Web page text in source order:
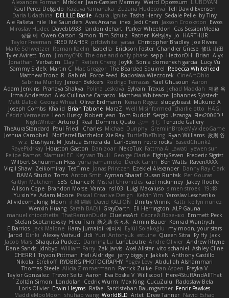
Alexandra Forman MrIsklar Jean-Cassien Marmey Weird Oposssum LIUBOYAN
Raul Perez Delgado Kazuya Yamanaka Zuzana Hudecova Tell David Evensen
Daria Udachina DELILLE Basile Acura .Ignite Tasha Henry Sedale Pelle by Tiny
Ale Pašeta nile Ike Saunders Aves Arcana inex Jedi Chen Jaxson Crookston Ewos
Miroslav Hudec Davebb933 landon dehart Parker Wheeldon Gas SessionMedia
정율 이 Owen Carson Simon Tim Schulz Ratner KelsyJay Jo HARTHUR
Taylor Freeman FRED MAHER prfctwhite yataa Christopher Bradley Joe Rivera
Malte Schweitzer Roman Kaelin Isabella Erickson Foster Chandler Griese 修汰 山田
Tyler Avirett Tom JimmyCNX The one and only phase sepp HectorOH Brian Alyx
Jonathan Verbatim Clay T Reiten Cheng Joykk Sonia domenech garcia
Lucy Vu
Sammy Sidefx Martin C Mac Greggor The Bearded Squirrel Rebecca Whitehead
Matthew Tronc R Gabirél Force Feed Radosław Wieczorek CineArtOhio
Sabrina Munley Jeroen Bekkers Rodrigo Terrazas Yael Ghusoun Aaron
Adam Jenkins Pranaya Shakya Polina Leskova Sylvain Traxus Jehad Maddah 재윤 옥
Irma Andersson Alex Cullinane-Carrasco Matthew Whiteacre Johannes Sjöstedt
Matt Dalpé George Wheat Oliver Erdmann Kenan Regez sludgybeast Mukund A
Joseph Combs Khalid Brian Tabone MarzZ Well Misinformed charlie otto HAGI
Cédric Vermeirre Leon Husky Robert jean Tom Rudolf Sergio Uscanga Flex2006D !
NightWriter Arturo J. Real Dominic Qusto ぶー うじ
Tenzide Gallery
TheAuraStandard Paul Friedl Charles Michael Dunphy GremlinBrokeMyVideoGame
Joshua Campbell
NotTerrellBatchelor Xie Ray TurtleTheThing Ryan Williams 政則 谷
w z
Dushyant M Joshua Esmeralda Carl-Edwin retro rocks EasedChunk2
RayePixlrKay Houston Gaston Danizoar NekoTux Fattma Al Lawati yewen sun
Felipe Ramos Slamuel EC Key van Thull George Clarke EightySeven Frederic Sigrist
Wilbert Schuurman Hess yuna yamamoto Derek Carlin Ben Watts RavenXXXX
Virgil Shaw Zeikomiray TeaTime Jonas Printzen Ezekiel Alexander Danny Ray Clark
BAMA Studio Toms Anton Smit Ayman Sharaf Dusan Runtak Per Gouras
Kaitlyn Matchem
SBS Chance K Mistral Chronicles cael mckinney Jakey Floofle
Allison Cope Brandon Morse Vanta ns103 Luigi Macaluso simen stroek 19:48
Yu xin Ye Adam Moore Pascal Creative Design Kelvin Yim Yaroslav Leschenko
AI videomaking Moon 正和 綱嶋 David KALFON Dmitry Vinnik Katti keilyn nuñez
Wenxin Huang Sarah BADJI GrayDarth Eli Herrington ALP Gauna
manuel chiocchetta ThatRamenDude CluelessArt Cергей Лозенко Emmett Peck
Stefan Scotzniovsky Hieu Tran 新之助 佐々木 Armin Bauer Konrad Wantrych
E Barrios Jack Malone Harry Jumaidi 에이지 Eylül Solakoğlu
my moon, your stars
Jarod Dinki Alexey Vaitvud Udi Yurii Antonyuk estuine Queen Sitra Fy Hy Jack
Jacob Mars Shaquita Puckett Danning Lu LunaLoutre Andre Olivier Andrew Rhyne
Dane Sands Jdnbyd William Parry Zak Jarvis Axel Allstar vito schaniel Ashley Cline
CHERRII Tryvon Pittman Heli Aldridge jerry biggs jr JakkeN Anthony Castillo
Nikolai Strelioff RYDBRG PHOTOGRAPHY Yogev Levy Abdullah Alshammari
Thomas Steele Alicia Zimmermann Patrick Zulke Fran Aspen Freyka V
Taylor Gonzalez Trevor Seitz Aaron Eva Eoska V Williscool
Here4StuffAndAllThat
Zoltán Simon
Londolan Cedric Wurm Max King CucuZulu
Radosław Bela
Loris Olivier Erwin Heyms Rafael Santisteban Baumgartner Fenrir Fawkes
MaddieMooMoon shuhao wang WorldBLD Artet Drew Tanner Navid Eshaq